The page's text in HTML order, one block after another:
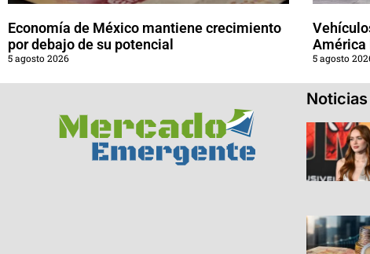
Economía de México mantiene crecimiento
por debajo de su potencial
5 agosto 2026
América
5 agosto
Noticias